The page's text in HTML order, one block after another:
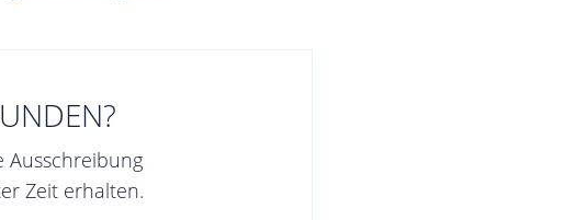
Ausschreibung
Zeit erhalten.